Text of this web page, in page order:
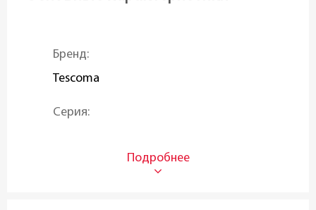
Бренд:
Tescoma
Серия: